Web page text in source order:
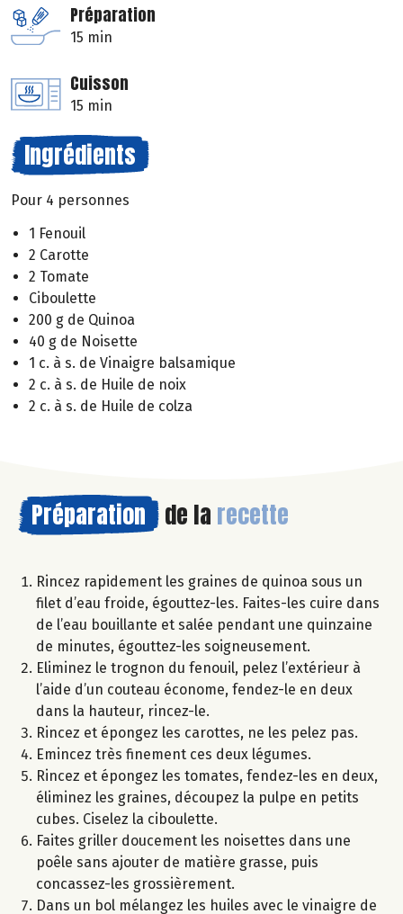
Préparation
15 min
Cuisson
15 min
Ingrédients
Pour 4 personnes
1 Fenouil
2 Carotte
2 Tomate
Ciboulette
200 g de Quinoa
40 g de Noisette
1 c. à s. de Vinaigre balsamique
2 c. à s. de Huile de noix
2 c. à s. de Huile de colza
Préparation de la recette
Rincez rapidement les graines de quinoa sous un
filet d’eau froide, égouttez-les. Faites-les cuire dans
de l’eau bouillante et salée pendant une quinzaine
de minutes, égouttez-les soigneusement.
Eliminez le trognon du fenouil, pelez l’extérieur à
l’aide d’un couteau économe, fendez-le en deux
dans la hauteur, rincez-le.
Rincez et épongez les carottes, ne les pelez pas.
Emincez très finement ces deux légumes.
Rincez et épongez les tomates, fendez-les en deux,
éliminez les graines, découpez la pulpe en petits
cubes. Ciselez la ciboulette.
Faites griller doucement les noisettes dans une
poêle sans ajouter de matière grasse, puis
concassez-les grossièrement.
Dans un bol mélangez les huiles avec le vinaigre de